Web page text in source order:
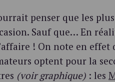
penser que les
Sauf que… En
! On note en effet
optent pour la
(voir graphique) : les